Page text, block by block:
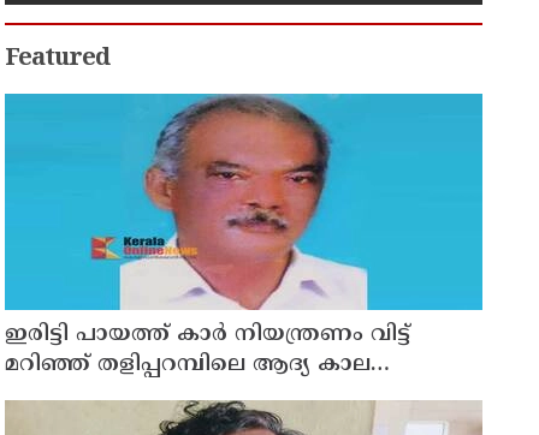
Featured
ഇരിട്ടി പായത്ത് കാർ നിയന്ത്രണം വിട്ട്
മറിഞ്ഞ് തളിപ്പറമ്പിലെ ആദ്യ കാല
കോണ്‍ഗ്രസ് നേതാവ് മരിച്ചു